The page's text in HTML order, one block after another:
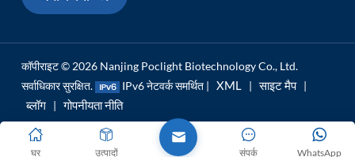
कॉपीराइट © 2026 Nanjing Poclight Biotechnology Co., Ltd.
सर्वाधिकार सुरक्षित.
IPv6 नेटवर्क समर्थित | XML | साइट मैप |
ब्लॉग | गोपनीयता नीति
घर उत्पादों WhatsApp
संपर्क